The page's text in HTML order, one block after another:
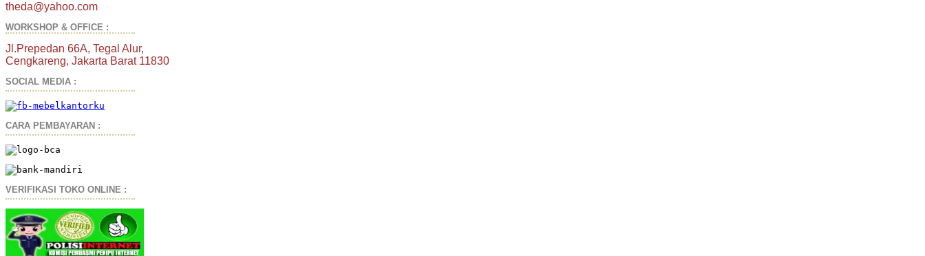
theda@yahoo.com
WORKSHOP & OFFICE :
Jl.Prepedan 66A, Tegal Alur,
Cengkareng, Jakarta Barat 11830
SOCIAL MEDIA :
CARA PEMBAYARAN :
VERIFIKASI TOKO ONLINE :